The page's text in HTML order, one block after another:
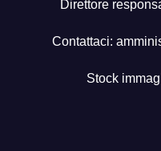
Direttore
Contattaci:
Stock